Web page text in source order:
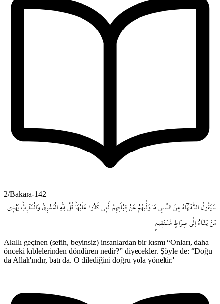
2/Bakara-142
سَيَقُولُ السُّفَـهَٓاءُ مِنَ النَّاسِ مَا وَلّٰيهُمْ عَنْ قِبْلَتِهِمُ الَّت۪ي كَانُوا عَلَيْهَاۜ قُلْ لِلّٰهِ الْمَشْرِقُ وَالْمَغْرِبُۜ يَهْد۪ي
مَنْ يَشَٓاءُ اِلٰى صِرَاطٍ مُسْتَق۪يمٍ
Akıllı geçinen (sefih, beyinsiz) insanlardan bir kısmı “Onları, daha
önceki kıblelerinden döndüren nedir?” diyecekler. Şöyle de: “Doğu
da Allah'ındır, batı da. O dilediğini doğru yola yöneltir.'